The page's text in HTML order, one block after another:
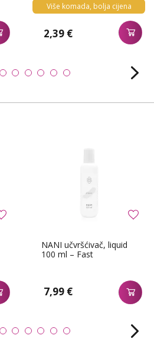
Više komada, bolja cijena
2,39 €
NANI učvršćivač, liquid
100 ml – Fast
7,99 €